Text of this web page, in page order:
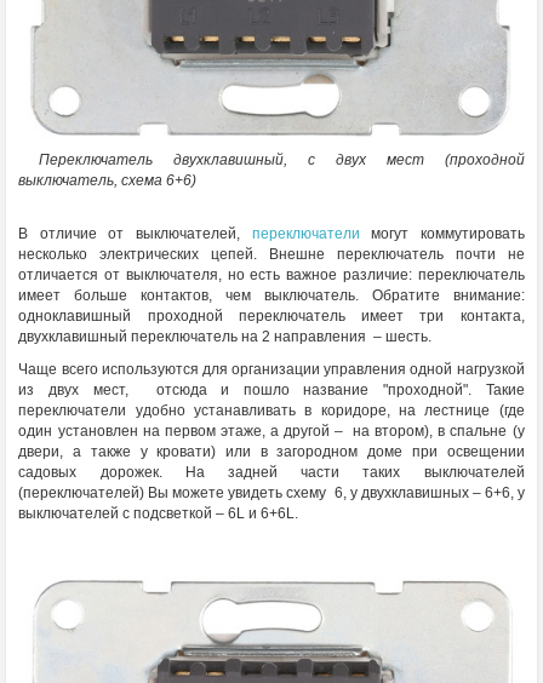
Переключатель двухклавишный, с двух мест (проходной
выключатель, схема 6+6)
В отличие от выключателей, переключатели могут коммутировать
несколько электрических цепей. Внешне переключатель почти не
отличается от выключателя, но есть важное различие: переключатель
имеет больше контактов, чем выключатель. Обратите внимание:
одноклавишный проходной переключатель имеет три контакта,
двухклавишный переключатель на 2 направления – шесть.
Чаще всего используются для организации управления одной нагрузкой
из двух мест, отсюда и пошло название "проходной". Такие
переключатели удобно устанавливать в коридоре, на лестнице (где
один установлен на первом этаже, а другой – на втором), в спальне (у
двери, а также у кровати) или в загородном доме при освещении
садовых дорожек. На задней части таких выключателей
(переключателей) Вы можете увидеть схему 6, у двухклавишных – 6+6, у
выключателей с подсветкой – 6L и 6+6L.